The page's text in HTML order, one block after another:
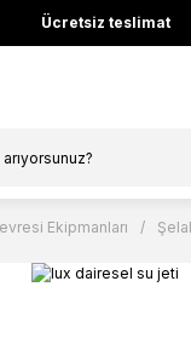
Ücretsiz teslimat
Ekipmanları